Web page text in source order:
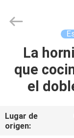
HOGAR
VÍDEOS
Catering
equipments
La
que
el
Lugar de
origen: